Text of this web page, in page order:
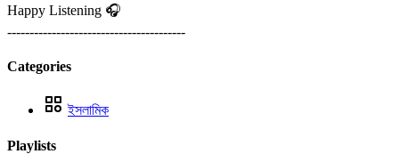
Happy Listening 🎧
----------------------------------------
Categories
ইসলামিক
Playlists